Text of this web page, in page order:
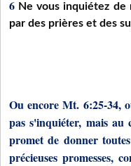
6 Ne vous inquiétez
par des prières et des
Ou encore Mt. 6:25-34,
pas s'inquiéter, mais
promet de donner
précieuses promesses,